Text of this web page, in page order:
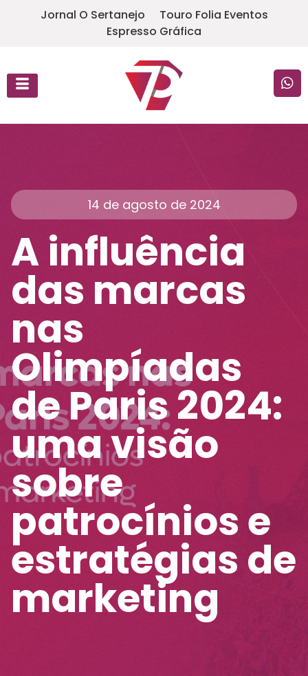
Jornal O Sertanejo
Touro Folia Eventos
Espresso Gráfica
14 de agosto de 2024
A influência
das marcas
nas
Olimpíadas
de Paris 2024:
uma visão
sobre
patrocínios e
estratégias de
marketing